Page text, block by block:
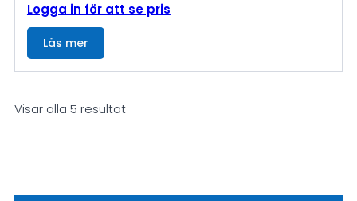
Logga in för att se pris
Läs mer
Visar alla 5 resultat